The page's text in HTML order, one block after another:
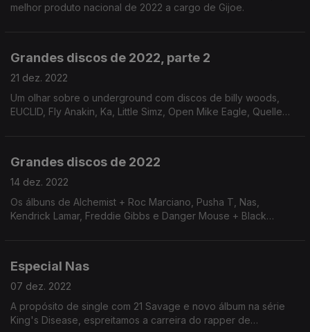
melhor produto nacional de 2022 a cargo de Gijoe.
Grandes discos de 2022, parte 2
21 dez. 2022
Um olhar sobre o underground com discos de billy woods,
EUCLID, Fly Anakin, Ka, Little Simz, Open Mike Eagle, Quelle
Grandes discos de 2022
14 dez. 2022
Os álbuns de Alchemist + Roc Marciano, Pusha T, Nas,
Kendrick Lamar, Freddie Gibbs e Danger Mouse + Black
Especial Nas
07 dez. 2022
A propósito de single com 21 Savage e novo álbum na série
King's Disease, espreitamos a carreira do rapper de